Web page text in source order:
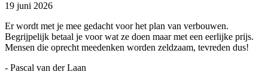
19 juni 2026
Er wordt met je mee gedacht voor het plan van verbouwen.
Begrijpelijk betaal je voor wat ze doen maar met een eerlijke prijs.
Mensen die oprecht meedenken worden zeldzaam, tevreden dus!
- Pascal van der Laan